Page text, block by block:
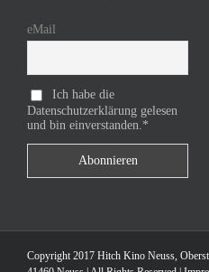
eMail
Ich habe die
Datenschutzerklärung gelesen
und bin einverstanden.*
Copyright 2017 Hitch Kino Neuss,